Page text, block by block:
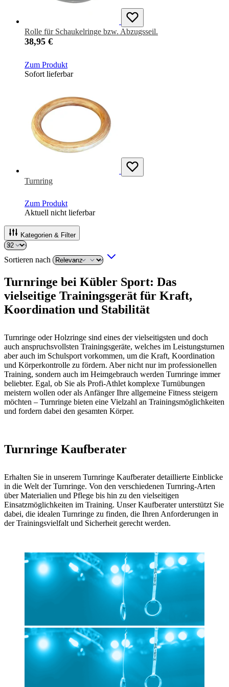
Rolle für Schaukelringe bzw. Abzugsseil.
38,95 €
Zum Produkt
Sofort lieferbar
Turnring
Zum Produkt
Aktuell nicht lieferbar
Kategorien & Filter
Sortieren nach
Turnringe bei Kübler Sport: Das
vielseitige Trainingsgerät für Kraft,
Koordination und Stabilität
Turnringe oder Holzringe sind eines der vielseitigsten und doch
auch anspruchsvollsten Trainingsgeräte, welches im Leistungsturnen
aber auch im Schulsport vorkommen, um die Kraft, Koordination
und Körperkontrolle zu fördern. Aber nicht nur im professionellen
Training, sondern auch im Heimgebrauch werden Turnringe immer
beliebter. Egal, ob Sie als Profi-Athlet komplexe Turnübungen
meistern wollen oder als Anfänger Ihre allgemeine Fitness steigern
möchten – Turnringe bieten eine Vielzahl an Trainingsmöglichkeiten
und fordern dabei den gesamten Körper.
Turnringe Kaufberater
Erhalten Sie in unserem Turnringe Kaufberater detaillierte Einblicke
in die Welt der Turnringe. Von den verschiedenen Turnring-Arten
über Materialien und Pflege bis hin zu den vielseitigen
Einsatzmöglichkeiten im Training. Unser Kaufberater unterstützt Sie
dabei, die idealen Turnringe zu finden, die Ihren Anforderungen in
der Trainingsvielfalt und Sicherheit gerecht werden.